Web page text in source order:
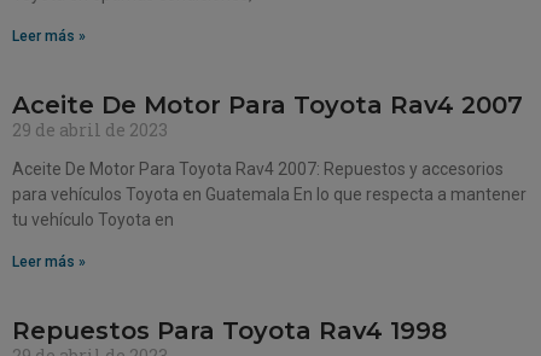
Leer más »
Aceite De Motor Para Toyota Rav4 2007
29 de abril de 2023
Aceite De Motor Para Toyota Rav4 2007: Repuestos y accesorios
para vehículos Toyota en Guatemala En lo que respecta a mantener
tu vehículo Toyota en
Leer más »
Repuestos Para Toyota Rav4 1998